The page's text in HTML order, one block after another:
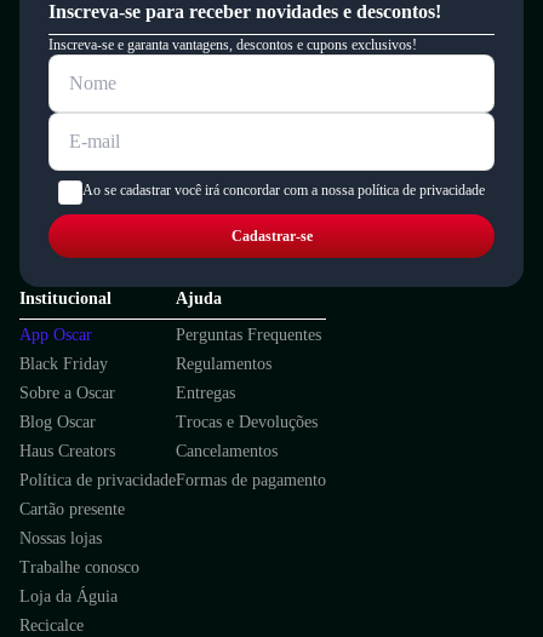
Inscreva-se para receber novidades e descontos!
Inscreva-se e garanta vantagens, descontos e cupons exclusivos!
Ao se cadastrar você irá concordar com a nossa política de privacidade
Cadastrar-se
Institucional
App Oscar
Black Friday
Sobre a Oscar
Blog Oscar
Haus Creators
Política de privacidade
Cartão presente
Nossas lojas
Trabalhe conosco
Loja da Águia
Recicalce
Ajuda
Perguntas Frequentes
Regulamentos
Entregas
Trocas e Devoluções
Cancelamentos
Formas de pagamento